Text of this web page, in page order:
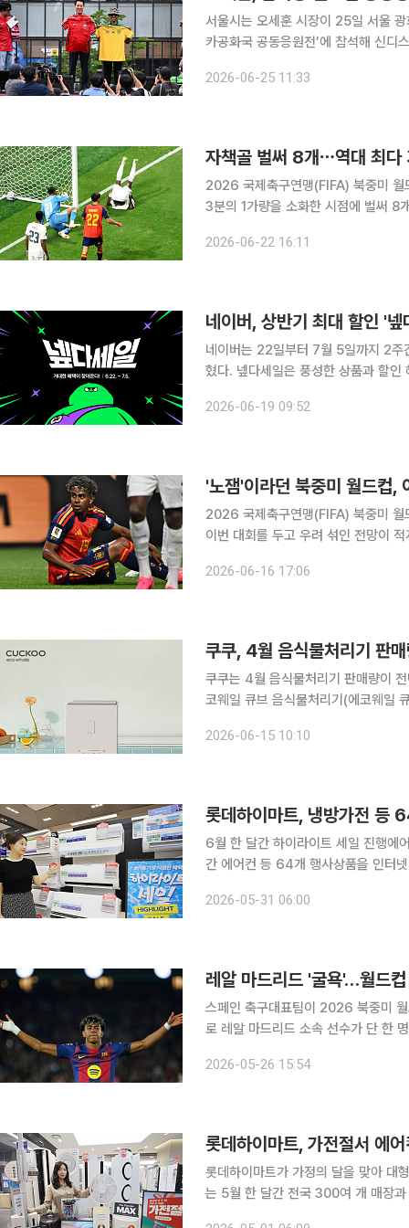
서울시는 오세훈 시장이 25일 서울
카공화국 공동응원전’에 참석해 신디
싸운 남아프리카공화국에 대한 감사
2026-06-25 11:33
자책골 벌써 8개⋯역대 최다
2026 국제축구연맹(FIFA) 북중미 월
3분의 1가량을 소화한 시점에 벌써 8개
린 스페인과의 조별리그 H조 2차전에
2026-06-22 16:11
네이버는 22일부터 7월 5일까지 2주
혔다. 넾다세일은 풍성한 상품과 할인 혜택을 제공하는 네이버플러스 스토어의 대표 쇼핑 프로모션
기존 ‘네이버쇼핑 페스타’를 새롭게
2026-06-19 09:52
'노잼'이라던 북중미 월드컵,
2026 국제축구연맹(FIFA) 북중미 월
이번 대회를 두고 우려 섞인 전망이
특히 예상을 벗어난 경기 결과가 이어
2026-06-16 17:06
쿠쿠, 4월 음식물처리기 판
쿠쿠는 4월 음식물처리기 판매량이 전년 대
코웨일 큐브 음식물처리기(에코웨일
어붙는 현상을 줄이는 기능이다. 기존
2026-06-15 10:10
롯데하이마트, 냉방가전 등
6월 한 달간 하이라이트 세일 진행에어컨과 청소
간 에어컨 등 64개 행사상품을 인터넷
대표 냉방 가전인 삼성전자와 LG전
2026-05-31 06:00
레알 마드리드 '굴욕'…월드
스페인 축구대표팀이 2026 북중미
로 레알 마드리드 소속 선수가 단 한
간) 2026 북중미 월드컵 본선에 출
2026-05-26 15:54
롯데하이마트, 가전절서 에
롯데하이마트가 가정의 달을 맞아 대형 할
는 5월 한 달간 전국 300여 개 매장과